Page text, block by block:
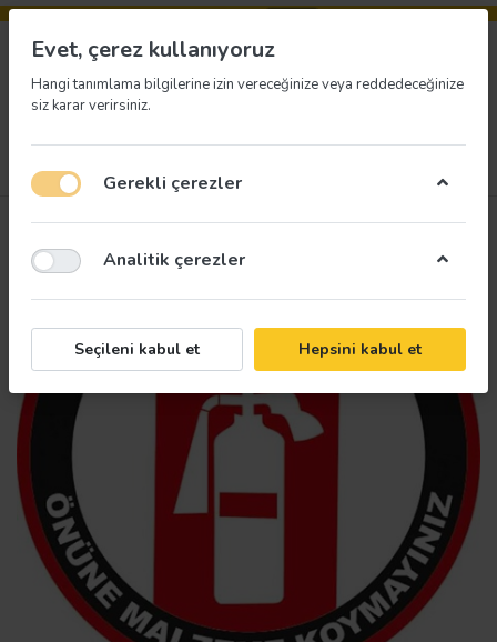
Evet, çerez kullanıyoruz
Hangi tanımlama bilgilerine izin vereceğinize veya reddedeceğinize
siz karar verirsiniz.
Gerekli çerezler
Analitik çerezler
Seçileni kabul et Hepsini kabul et